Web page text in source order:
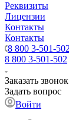
Реквизиты
Лицензии
Контакты
Контакты
8 800 3-501-502
8 800 3-501-502
Заказать звонок
Задать вопрос
Войти